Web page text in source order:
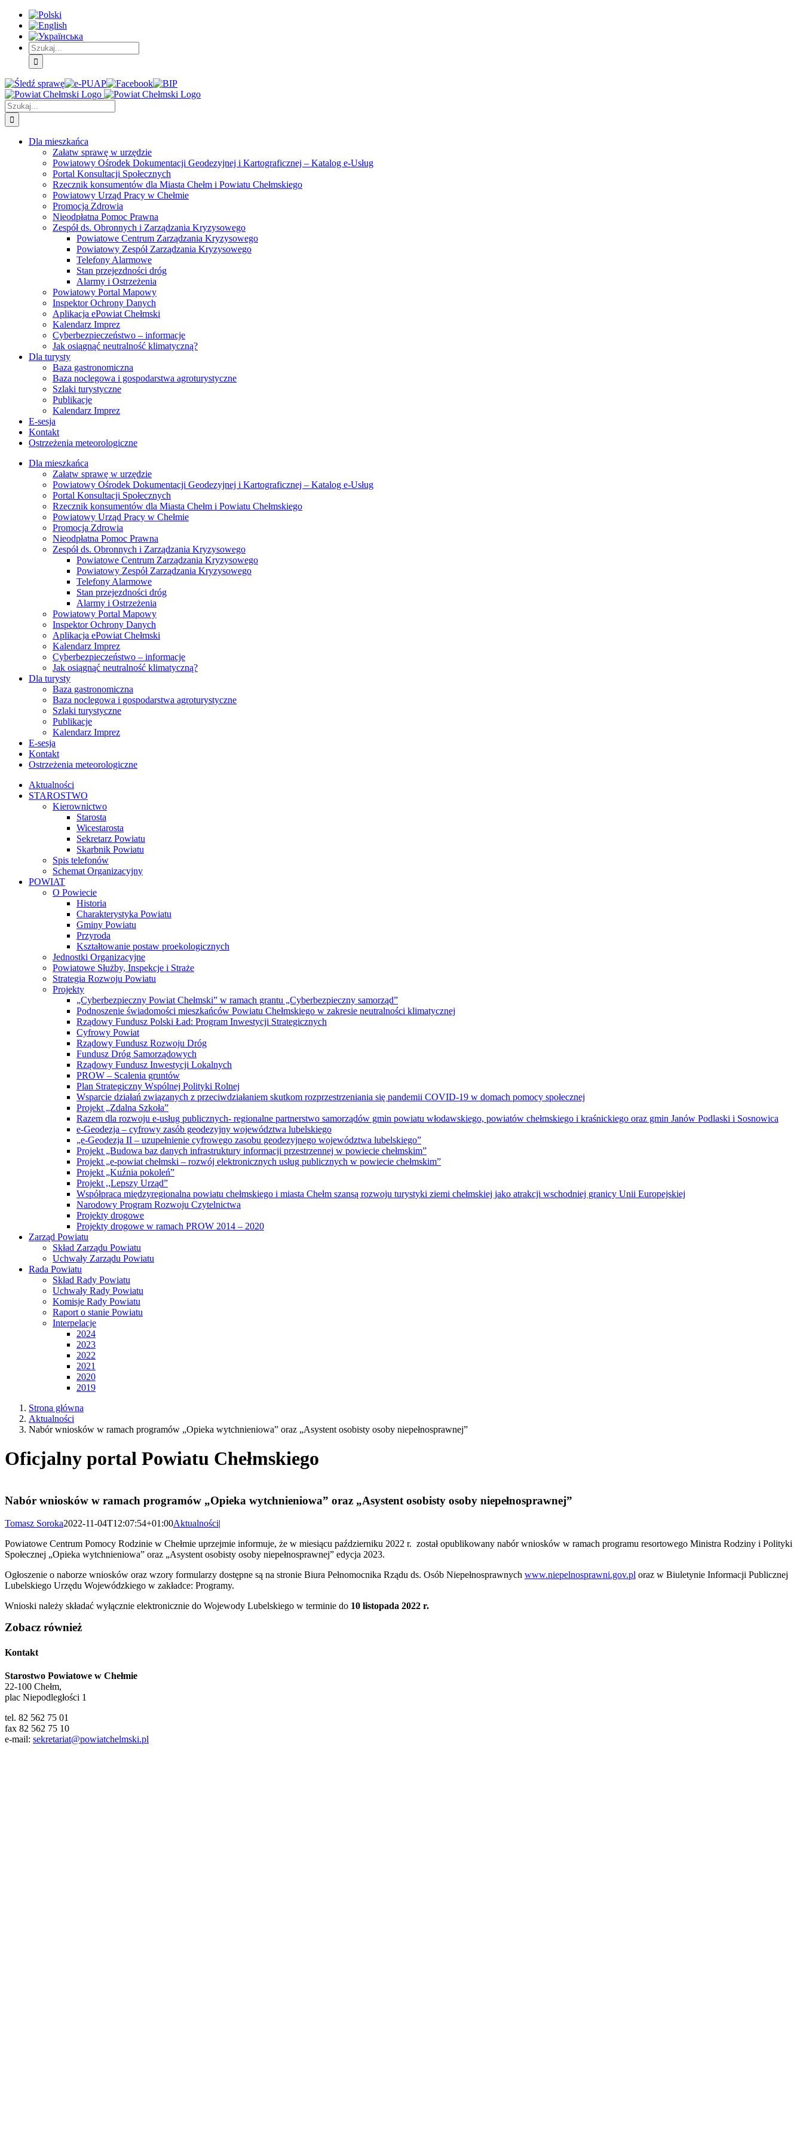
Skip
Treść
główna
Skip
Menu
główne
Skip
Menu
dodatkowe
Szukaj
Śledź
sprawę
E-
PUAP
Facebook BIP Instagram
Szukaj
Dla mieszkańca
Załatw sprawę w urzędzie
Powiatowy Ośrodek Dokumentacji Geodezyjnej i Kartograficznej – Katalog e-Usług
Portal Konsultacji Społecznych
Rzecznik konsumentów dla Miasta Chełm i Powiatu Chełmskiego
Powiatowy Urząd Pracy w Chełmie
Promocja Zdrowia
Nieodpłatna Pomoc Prawna
Zespół ds. Obronnych i Zarządzania Kryzysowego
Powiatowe Centrum Zarządzania Kryzysowego
Powiatowy Zespół Zarządzania Kryzysowego
Telefony Alarmowe
Stan przejezdności dróg
Alarmy i Ostrzeżenia
Powiatowy Portal Mapowy
Inspektor Ochrony Danych
Aplikacja ePowiat Chełmski
Kalendarz Imprez
Cyberbezpieczeństwo – informacje
Jak osiągnąć neutralność klimatyczną?
Dla turysty
Baza gastronomiczna
Baza noclegowa i gospodarstwa agroturystyczne
Szlaki turystyczne
Publikacje
Kalendarz Imprez
E-sesja
Kontakt
Ostrzeżenia meteorologiczne
Dla mieszkańca
Załatw sprawę w urzędzie
Powiatowy Ośrodek Dokumentacji Geodezyjnej i Kartograficznej – Katalog e-Usług
Portal Konsultacji Społecznych
Rzecznik konsumentów dla Miasta Chełm i Powiatu Chełmskiego
Powiatowy Urząd Pracy w Chełmie
Promocja Zdrowia
Nieodpłatna Pomoc Prawna
Zespół ds. Obronnych i Zarządzania Kryzysowego
Powiatowe Centrum Zarządzania Kryzysowego
Powiatowy Zespół Zarządzania Kryzysowego
Telefony Alarmowe
Stan przejezdności dróg
Alarmy i Ostrzeżenia
Powiatowy Portal Mapowy
Inspektor Ochrony Danych
Aplikacja ePowiat Chełmski
Kalendarz Imprez
Cyberbezpieczeństwo – informacje
Jak osiągnąć neutralność klimatyczną?
Dla turysty
Baza gastronomiczna
Baza noclegowa i gospodarstwa agroturystyczne
Szlaki turystyczne
Publikacje
Kalendarz Imprez
E-sesja
Kontakt
Ostrzeżenia meteorologiczne
Aktualności
STAROSTWO
Kierownictwo
Starosta
Wicestarosta
Sekretarz Powiatu
Skarbnik Powiatu
Spis telefonów
Schemat Organizacyjny
POWIAT
O Powiecie
Historia
Charakterystyka Powiatu
Gminy Powiatu
Przyroda
Kształtowanie postaw proekologicznych
Jednostki Organizacyjne
Powiatowe Służby, Inspekcje i Straże
Strategia Rozwoju Powiatu
Projekty
„Cyberbezpieczny Powiat Chełmski” w ramach grantu „Cyberbezpieczny samorząd”
Podnoszenie świadomości mieszkańców Powiatu Chełmskiego w zakresie neutralności klimatycznej
Rządowy Fundusz Polski Ład: Program Inwestycji Strategicznych
Cyfrowy Powiat
Rządowy Fundusz Rozwoju Dróg
Fundusz Dróg Samorządowych
Rządowy Fundusz Inwestycji Lokalnych
PROW – Scalenia gruntów
Plan Strategiczny Wspólnej Polityki Rolnej
Wsparcie działań związanych z przeciwdziałaniem skutkom rozprzestrzeniania się pandemii COVID-19 w domach pomocy społecznej
Projekt „Zdalna Szkoła”
Razem dla rozwoju e-usług publicznych- regionalne partnerstwo samorządów gmin powiatu włodawskiego, powiatów chełmskiego i kraśnickiego oraz gmin Janów Podlaski i Sosnowica
e-Geodezja – cyfrowy zasób geodezyjny województwa lubelskiego
„e-Geodezja II – uzupełnienie cyfrowego zasobu geodezyjnego województwa lubelskiego”
Projekt „Budowa baz danych infrastruktury informacji przestrzennej w powiecie chełmskim”
Projekt „e-powiat chełmski – rozwój elektronicznych usług publicznych w powiecie chełmskim”
Projekt „Kuźnia pokoleń”
Projekt ,,Lepszy Urząd”
Współpraca międzyregionalna powiatu chełmskiego i miasta Chełm szansą rozwoju turystyki ziemi chełmskiej jako atrakcji wschodniej granicy Unii Europejskiej
Narodowy Program Rozwoju Czytelnictwa
Projekty drogowe
Projekty drogowe w ramach PROW 2014 – 2020
Zarząd Powiatu
Skład Zarządu Powiatu
Uchwały Zarządu Powiatu
Rada Powiatu
Skład Rady Powiatu
Uchwały Rady Powiatu
Komisje Rady Powiatu
Raport o stanie Powiatu
Interpelacje
2024
2023
2022
2021
2020
2019
Strona główna
Aktualności
Nabór wniosków w ramach programów „Opieka wytchnieniowa” oraz „Asystent osobisty osoby niepełnosprawnej”
Oficjalny portal Powiatu Chełmskiego
Nabór wniosków w ramach programów „Opieka wytchnieniowa” oraz „Asystent osobisty osoby niepełnosprawnej”
Tomasz Soroka2022-11-04T12:07:54+01:00Aktualności|
Powiatowe Centrum Pomocy Rodzinie w Chełmie uprzejmie informuje, że w miesiącu październiku 2022 r. został opublikowany nabór wniosków w ramach programu resortowego Ministra Rodziny i Polityki
Społecznej „Opieka wytchnieniowa” oraz „Asystent osobisty osoby niepełnosprawnej” edycja 2023.
Ogłoszenie o naborze wniosków oraz wzory formularzy dostępne są na stronie Biura Pełnomocnika Rządu ds. Osób Niepełnosprawnych www.niepelnosprawni.gov.pl oraz w Biuletynie Informacji Publicznej
Lubelskiego Urzędu Wojewódzkiego w zakładce: Programy.
Wnioski należy składać wyłącznie elektronicznie do Wojewody Lubelskiego w terminie do 10 listopada 2022 r.
Zobacz również
Kontakt
Starostwo Powiatowe w Chełmie
22-100 Chełm,
plac Niepodległości 1
tel. 82 562 75 01
fax 82 562 75 10
e-mail: sekretariat@powiatchelmski.pl